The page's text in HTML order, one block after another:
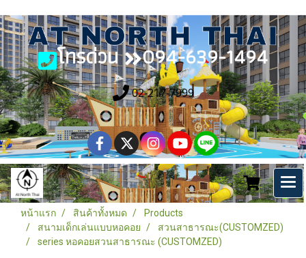
โทรด่วน 094-639-1494
02-217-7999
หน้าแรก สินค้าทั้งหมด
Products
สนามเด็กเล่นแบบหอคอย
สวนสาธารณะ(CUSTOMZED)
series หอคอยสวนสาธารณะ (CUSTOMZED)